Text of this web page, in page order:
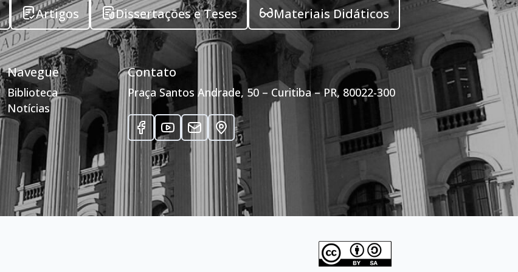
Artigos Dissertações e Teses Materiais Didáticos
Navegue
Biblioteca
Notícias
Contato
Praça Santos Andrade, 50 – Curitiba – PR, 80022-300